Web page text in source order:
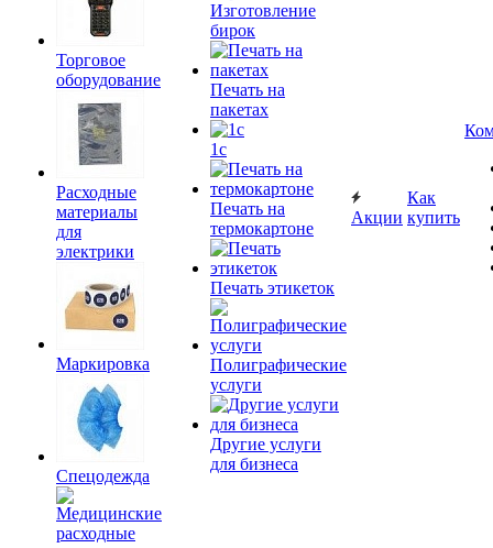
Торговое
оборудование
Расходные
материалы
для
электрики
Маркировка
Спецодежда
Изготовление
бирок
Печать на
пакетах
1c
Печать на
термокартоне
Печать этикеток
Полиграфические
услуги
Другие услуги
для бизнеса
Акции
Как
купить